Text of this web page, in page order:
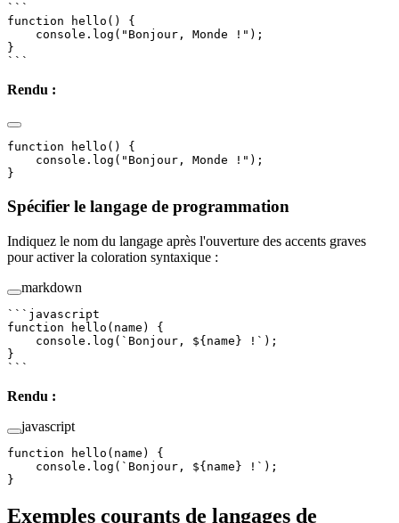
```
function hello() {
    console.log("Bonjour, Monde !");
}
```
Rendu :
function hello() {
    console.log("Bonjour, Monde !");
}
Spécifier le langage de programmation
Indiquez le nom du langage après l'ouverture des accents graves
pour activer la coloration syntaxique :
markdown
```javascript
function hello ( name ) {
    console.
log ( `Bonjour, ${ name } !` );
}
```
Rendu :
javascript
function hello ( name ) {
    console.
log ( `Bonjour, ${ name } !` );
}
Exemples courants de langages de